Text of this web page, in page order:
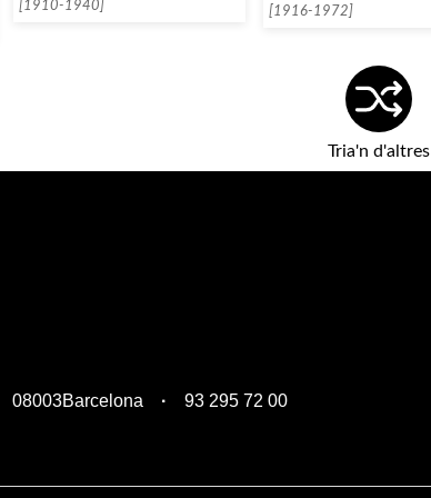
[1910-1940] [1916-1972]
Tria'n d'altres
08003Barcelona 93 295 72 00